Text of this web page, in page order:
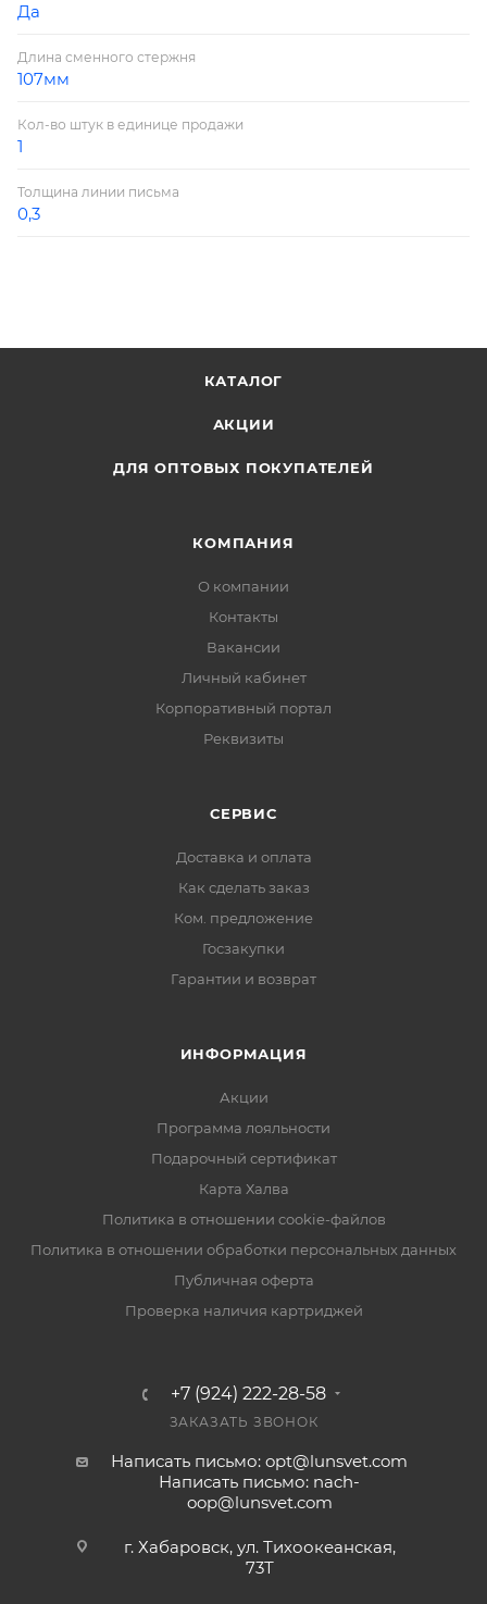
Да
Длина сменного стержня
107мм
Кол-во штук в единице продажи
1
Толщина линии письма
0,3
КАТАЛОГ
АКЦИИ
ДЛЯ ОПТОВЫХ ПОКУПАТЕЛЕЙ
КОМПАНИЯ
О компании
Контакты
Вакансии
Личный кабинет
Корпоративный портал
Реквизиты
СЕРВИС
Доставка и оплата
Как сделать заказ
Ком. предложение
Госзакупки
Гарантии и возврат
ИНФОРМАЦИЯ
Акции
Программа лояльности
Подарочный сертификат
Карта Халва
Политика в отношении cookie-файлов
Политика в отношении обработки персональных данных
Публичная оферта
Проверка наличия картриджей
+7 (924) 222-28-58
ЗАКАЗАТЬ ЗВОНОК
Написать письмо: opt@lunsvet.com
Написать письмо: nach-
oop@lunsvet.com
г. Хабаровск, ул. Тихоокеанская,
73Т